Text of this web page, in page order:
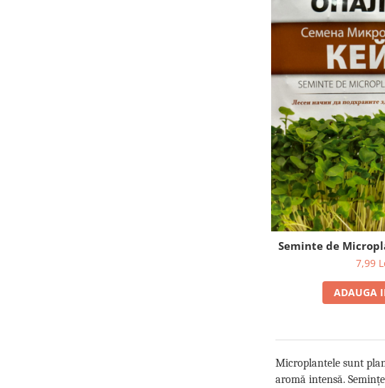
Seminte de
7,99
ADAUGA
Microplantele sunt
aromă intensă.